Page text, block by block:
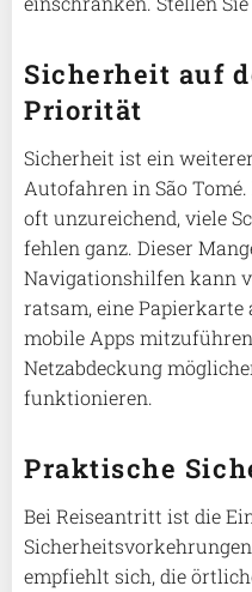
Sicherheit auf
Priorität
Sicherheit ist ein
Autofahren in São
oft unzureichend, viele
fehlen ganz. Dieser
Navigationshilfen kann
ratsam, eine Papierkarte
mobile Apps
Netzabdeckung
funktionieren.
Praktische
Bei Reiseantritt ist die
empfiehlt sich, die